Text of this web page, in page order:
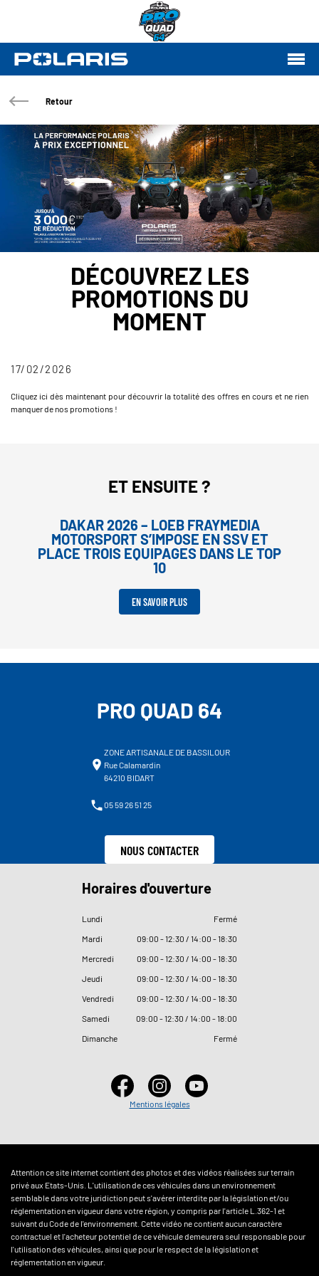
Retour
DÉCOUVREZ LES
PROMOTIONS DU
MOMENT
17/02/2026
Cliquez ici dès maintenant pour découvrir la totalité des offres en cours et ne rien
manquer de nos promotions !
ET ENSUITE ?
DAKAR 2026 – LOEB FRAYMEDIA
MOTORSPORT S’IMPOSE EN SSV ET
PLACE TROIS EQUIPAGES DANS LE TOP
10
EN SAVOIR PLUS
PRO QUAD 64
ZONE ARTISANALE DE BASSILOUR
Rue Calamardin
64210 BIDART
05 59 26 51 25
NOUS CONTACTER
Horaires d'ouverture
Lundi
Fermé
Mardi
09:00 - 12:30 / 14:00 - 18:30
Mercredi
09:00 - 12:30 / 14:00 - 18:30
Jeudi
09:00 - 12:30 / 14:00 - 18:30
Vendredi
09:00 - 12:30 / 14:00 - 18:30
Samedi
09:00 - 12:30 / 14:00 - 18:00
Dimanche
Fermé
Mentions légales
Attention ce site internet contient des photos et des vidéos réalisées sur terrain
privé aux Etats-Unis. L'utilisation de ces véhicules dans un environnement
semblable dans votre juridiction peut s'avérer interdite par la législation et/ou
réglementation en vigueur dans votre région, y compris par l'article L.362-1 et
suivant du Code de l'environnement. Cette vidéo ne contient aucun caractère
contractuel et l'acheteur potentiel de ce véhicule demeurera seul responsable pour
l'utilisation des véhicules, ainsi que pour le respect de la législation et
réglementation en vigueur.